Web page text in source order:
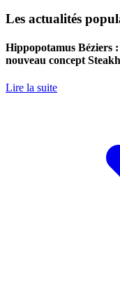
Les actualités
Hippopotamus Béziers
nouveau concept
Lire la suite